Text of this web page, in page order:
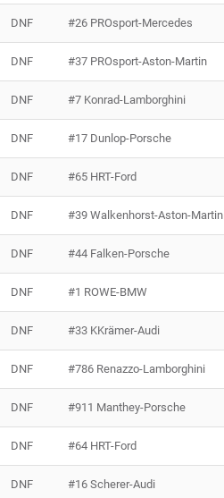
DNF #26 PROsport-Mercedes
DNF #37 PROsport-Aston-Martin
DNF #7 Konrad-Lamborghini
DNF #17 Dunlop-Porsche
DNF #65 HRT-Ford
DNF #39 Walkenhorst-Aston-Martin
DNF #44 Falken-Porsche
DNF #1 ROWE-BMW
DNF #33 KKrämer-Audi
DNF #786 Renazzo-Lamborghini
DNF #911 Manthey-Porsche
DNF #64 HRT-Ford
DNF #16 Scherer-Audi